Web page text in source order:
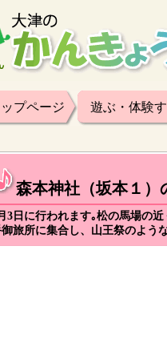
ップページ 遊ぶ・体験
森本神社（坂本１）
3日に行われます｡松の馬場の
旅所に集合し、山王祭のよう